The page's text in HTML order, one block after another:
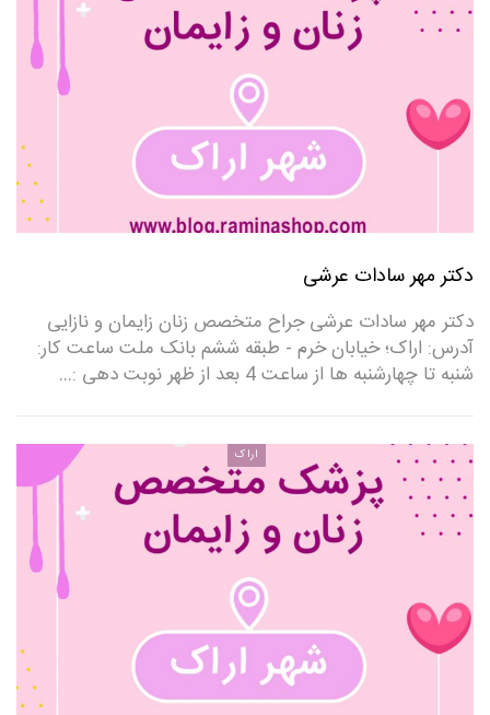
دکتر مهر سادات عرشی
دکتر مهر سادات عرشی جراح متخصص زنان زایمان و نازایی
آدرس: اراک؛ خیابان خرم - طبقه ششم بانک ملت ساعت کار:
شنبه تا چهارشنبه ها از ساعت 4 بعد از ظهر نوبت دهی :…
اراک